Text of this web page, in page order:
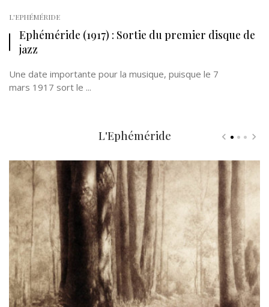
L'EPHÉMÉRIDE
Ephéméride (1917) : Sortie du premier disque de
jazz
Une date importante pour la musique, puisque le 7
mars 1917 sort le ...
L'Ephéméride